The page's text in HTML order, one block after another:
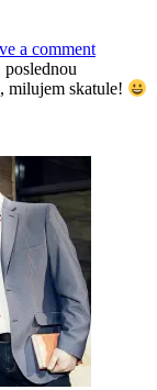
a comment
milujem skatule!